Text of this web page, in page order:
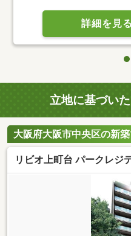
詳細を見る
立地に基づい
大阪府大阪市中央区の新
リビオ上町台 パークレジ